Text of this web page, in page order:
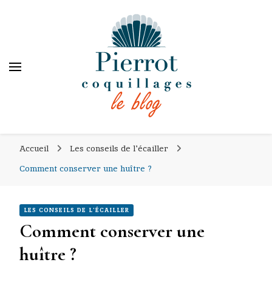
PIERROT COQUILLAGES
Accueil
Les conseils de l'écailler
Comment conserver une huître ?
LES CONSEILS DE L'ÉCAILLER
Comment conserver une
huître ?